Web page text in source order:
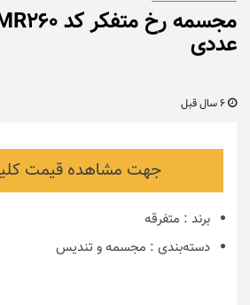
عددی
جهت مشاهده قیمت
برند : متفرقه
دسته‌بندی : مجسمه و تندیس